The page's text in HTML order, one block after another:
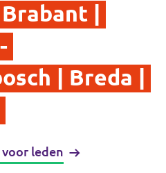
|
| Breda |
leden